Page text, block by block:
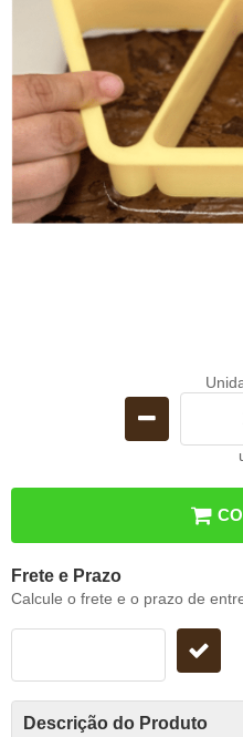
Frete e Prazo
Calcule o frete e o prazo de
Descrição do Produto